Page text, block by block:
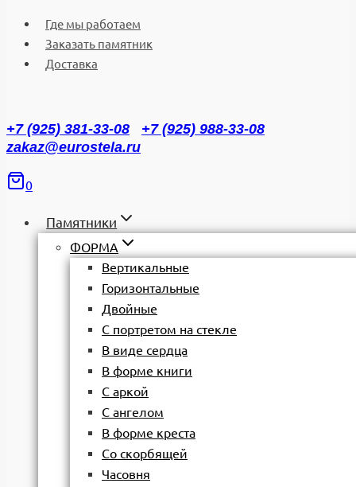
Где мы работаем
Заказать памятник
Доставка
+7 (925) 381-33-08
+7 (925) 988-33-08
zakaz@eurostela.ru
0
Памятники
ФОРМА
Вертикальные
Горизонтальные
Двойные
С портретом на стекле
В виде сердца
В форме книги
С аркой
С ангелом
В форме креста
Со скорбящей
Часовня